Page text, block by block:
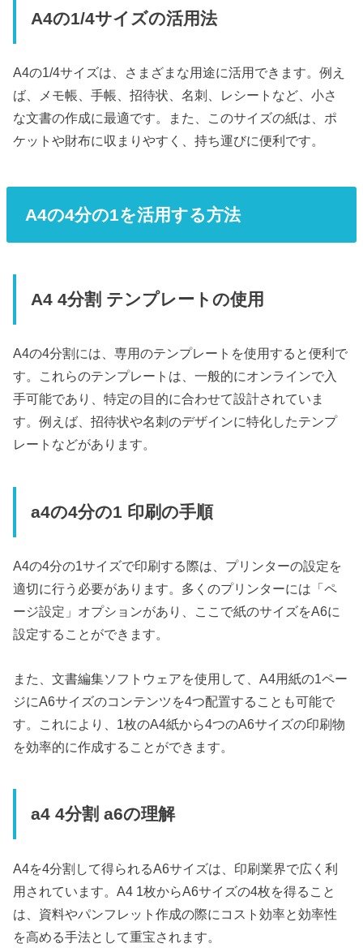
A4の1/4サイズの活用法
A4の1/4サイズは、さまざまな用途に活用できます。例え
ば、メモ帳、手帳、招待状、名刺、レシートなど、小さ
な文書の作成に最適です。また、このサイズの紙は、ポ
ケットや財布に収まりやすく、持ち運びに便利です。
A4の4分の1を活用する方法
A4 4分割 テンプレートの使用
A4の4分割には、専用のテンプレートを使用すると便利で
す。これらのテンプレートは、一般的にオンラインで入
手可能であり、特定の目的に合わせて設計されていま
す。例えば、招待状や名刺のデザインに特化したテンプ
レートなどがあります。
a4の4分の1 印刷の手順
A4の4分の1サイズで印刷する際は、プリンターの設定を
適切に行う必要があります。多くのプリンターには「ペ
ージ設定」オプションがあり、ここで紙のサイズをA6に
設定することができます。
また、文書編集ソフトウェアを使用して、A4用紙の1ペー
ジにA6サイズのコンテンツを4つ配置することも可能で
す。これにより、1枚のA4紙から4つのA6サイズの印刷物
を効率的に作成することができます。
a4 4分割 a6の理解
A4を4分割して得られるA6サイズは、印刷業界で広く利
用されています。A4 1枚からA6サイズの4枚を得ること
は、資料やパンフレット作成の際にコスト効率と効率性
を高める手法として重宝されます。